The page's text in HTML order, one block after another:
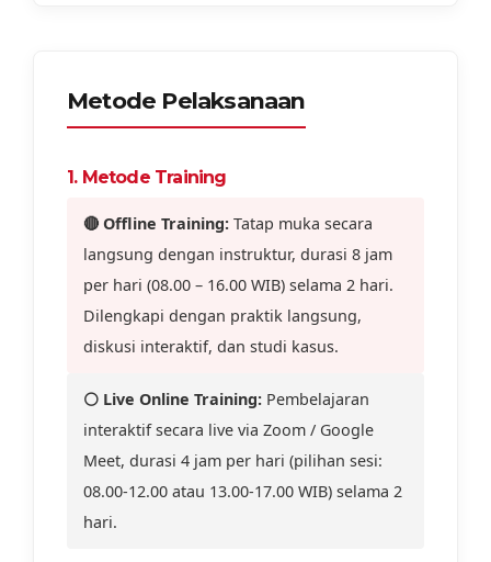
Metode Pelaksanaan
1. Metode Training
🔴 Offline Training: Tatap muka secara
langsung dengan instruktur, durasi 8 jam
per hari (08.00 – 16.00 WIB) selama 2 hari.
Dilengkapi dengan praktik langsung,
diskusi interaktif, dan studi kasus.
⚪ Live Online Training: Pembelajaran
interaktif secara live via Zoom / Google
Meet, durasi 4 jam per hari (pilihan sesi:
08.00-12.00 atau 13.00-17.00 WIB) selama 2
hari.